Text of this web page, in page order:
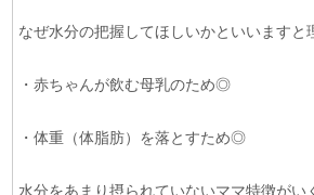
なぜ水分の把握してほしいかといいます
・赤ちゃんが飲む母乳のため◎
・体重（体脂肪）を落とすため◎
水分をあまり摂られていないママ特徴がい